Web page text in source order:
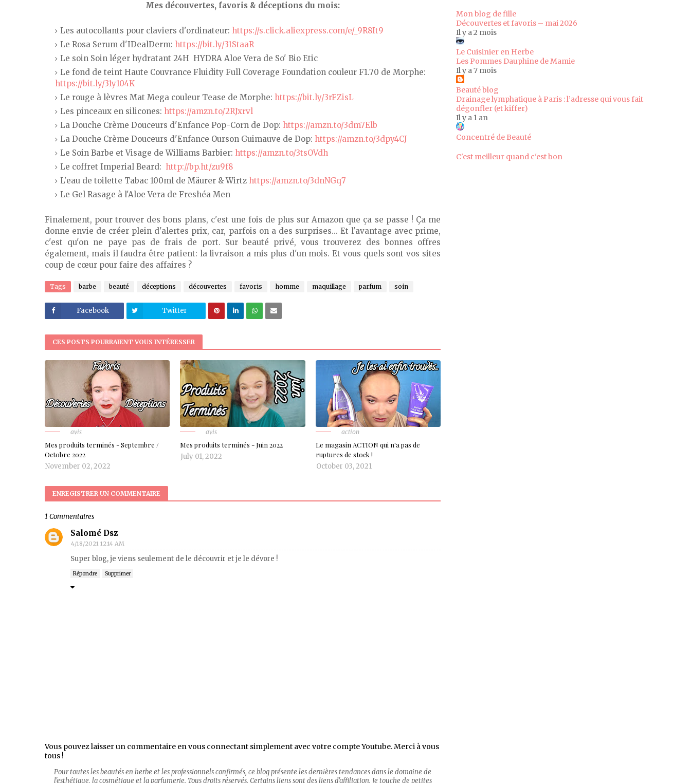
Mes découvertes, favoris & déceptions du mois:
Les autocollants pour claviers d'ordinateur: https://s.click.aliexpress.com/e/_9R8It9
Le Rosa Serum d'IDealDerm: https://bit.ly/31StaaR
Le soin Soin léger hydratant 24H HYDRA Aloe Vera de So' Bio Etic
Le fond de teint Haute Couvrance Fluidity Full Coverage Foundation couleur F1.70 de Morphe:
https://bit.ly/31y104K
Le rouge à lèvres Mat Mega couleur Tease de Morphe: https://bit.ly/3rFZisL
Les pinceaux en silicones: https://amzn.to/2RJxrvl
La Douche Crème Douceurs d'Enfance Pop-Corn de Dop: https://amzn.to/3dm7Elb
La Douche Crème Douceurs d'Enfance Ourson Guimauve de Dop: https://amzn.to/3dpy4CJ
Le Soin Barbe et Visage de Williams Barbier: https://amzn.to/3tsOVdh
Le coffret Imperial Beard: http://bp.ht/zu9f8
L'eau de toilette Tabac 100ml de Mäurer & Wirtz https://amzn.to/3dnNGq7
Le Gel Rasage à l'Aloe Vera de Freshéa Men
Finalement, pour trouver des bons plans, c'est une fois de plus sur Amazon que ça se passe ! Ça me
donne envie de créer plein d'alertes prix, car, parfois on a des surprises... Et l'avantage avec prime,
c'est qu'on ne paye pas de frais de port. Sur beauté privé, vous trouverez des bonnes offres
également, mais il faudra être patient: la livraison a mis plus d'un mois. Et vous quels sont vos sites
coup de cœur pour faire des affaires ?
Tags barbe beauté déceptions découvertes favoris homme maquillage parfum soin
Facebook Twitter
CES POSTS POURRAIENT VOUS INTÉRESSER
avis
Mes produits terminés - Septembre /
Octobre 2022
November 02, 2022
avis
Mes produits terminés - Juin 2022
July 01, 2022
action
Le magasin ACTION qui n'a pas de
ruptures de stock !
October 03, 2021
ENREGISTRER UN COMMENTAIRE
1 Commentaires
Salomé Dsz
4/18/2021 12:14 AM
Super blog, je viens seulement de le découvrir et je le dévore !
Répondre Supprimer
Vous pouvez laisser un commentaire en vous connectant simplement avec votre compte Youtube. Merci à vous
tous !
Pour toutes les beautés en herbe et les professionnels confirmés, ce blog présente les dernières tendances dans le domaine de
l'esthétique, la cosmétique et la parfumerie. Tous droits réservés. Certains liens sont des liens d'affiliation. Je touche de petites
Mon blog de fille
Découvertes et favoris – mai 2026
Il y a 2 mois
Le Cuisinier en Herbe
Les Pommes Dauphine de Mamie
Il y a 7 mois
Beauté blog
Drainage lymphatique à Paris : l’adresse qui vous fait
dégonfler (et kiffer)
Il y a 1 an
Concentré de Beauté
C'est meilleur quand c'est bon